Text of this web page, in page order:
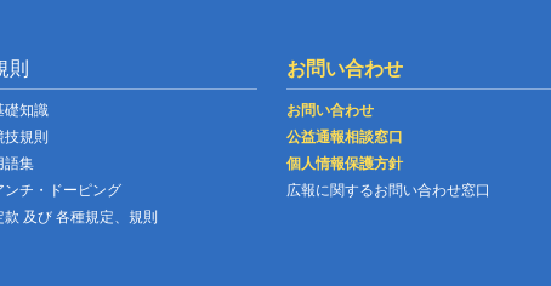
則
礎知識
技規則
語集
ンチ・ドーピング
款 及び 各種規定、規則
お問い合わせ
お問い合わせ
公益通報相談窓口
個人情報保護方針
広報に関するお問い合わせ窓口